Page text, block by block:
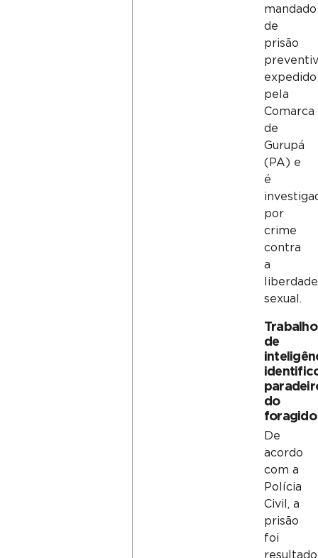
mandado
de
prisão
expedido
pela
Comarca
de
Gurupá
(PA) e
é
por
crime
contra
a
liberdade
sexual.
Trabalho
de
do
foragido
De
acordo
com a
Polícia
Civil, a
prisão
foi
resultado